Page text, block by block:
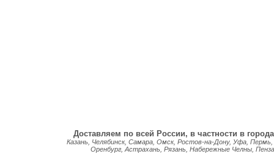
Доставляем по всей России, в частности в
Казань, Челябинск, Самара, Омск, Ростов-на-Дону, Уфа,
Оренбург, Астрахань, Рязань, Набережные Челны,